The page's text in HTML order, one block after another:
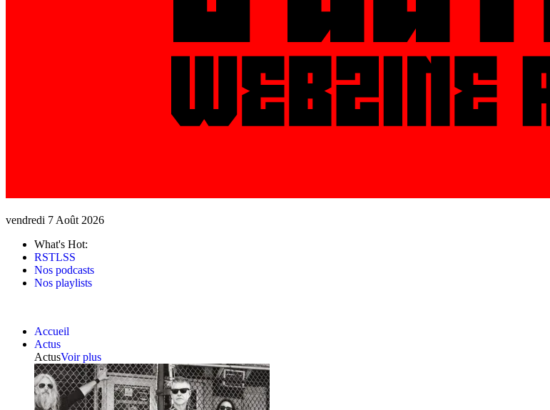
vendredi 7 Août 2026
What's Hot:
RSTLSS
Nos podcasts
Nos playlists
Accueil
Actus
ActusVoir plus